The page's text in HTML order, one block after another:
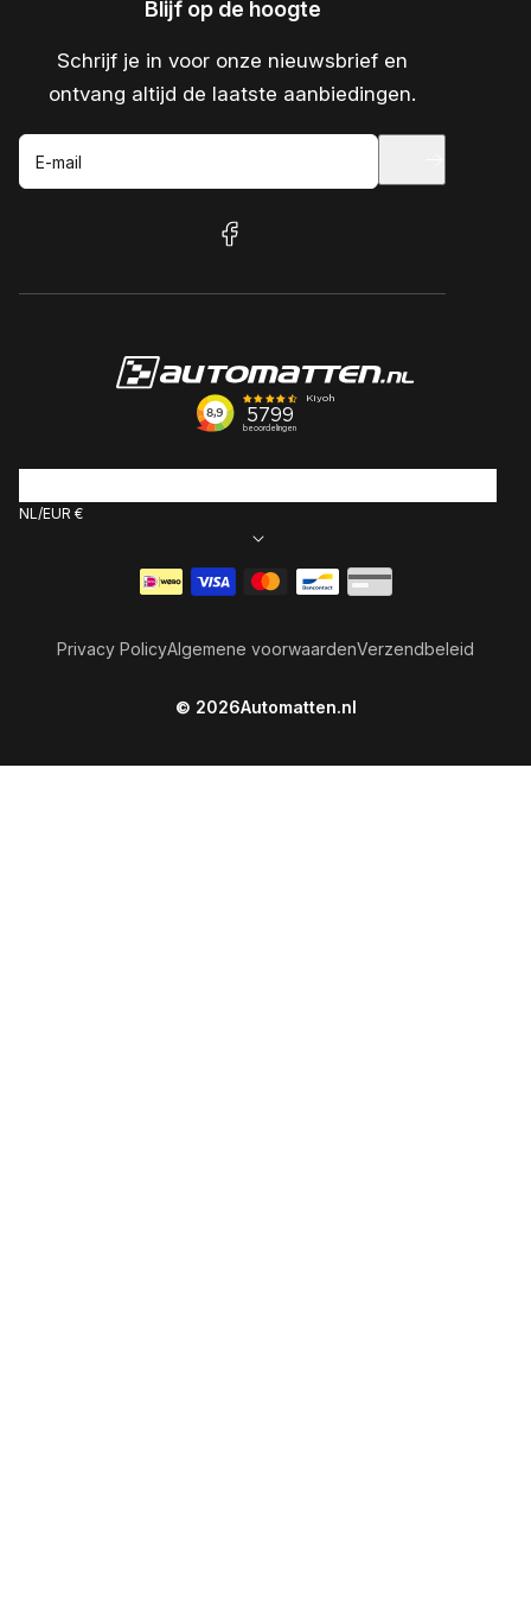
Blijf op de hoogte
Schrijf je in voor onze nieuwsbrief en
ontvang altijd de laatste aanbiedingen.
E-mail
facebook
NL EUR €
© 2026Automatten.nl
Privacy PolicyAlgemene voorwaardenVerzendbeleid
Betaalmethoden